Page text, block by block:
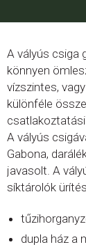
A vályús csiga
könnyen
vízszintes,
különféle
A vályús
Gabona,
javasolt. A
síktárolók
dupla ház a